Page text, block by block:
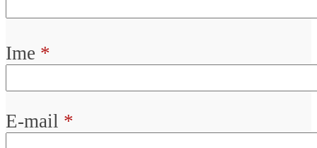
Ime *
E-mail *